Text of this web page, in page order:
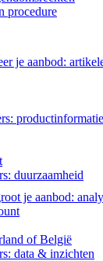
procedure
je aanbod:
productinformatie
duurzaamheid
je aanbod:
of België
data & inzichten